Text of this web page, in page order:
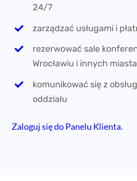
24/7
zarządzać usługami i
rezerwować sale
Wrocławiu i innych
komunikować się z
oddziału
Zaloguj się do Panelu Klienta.